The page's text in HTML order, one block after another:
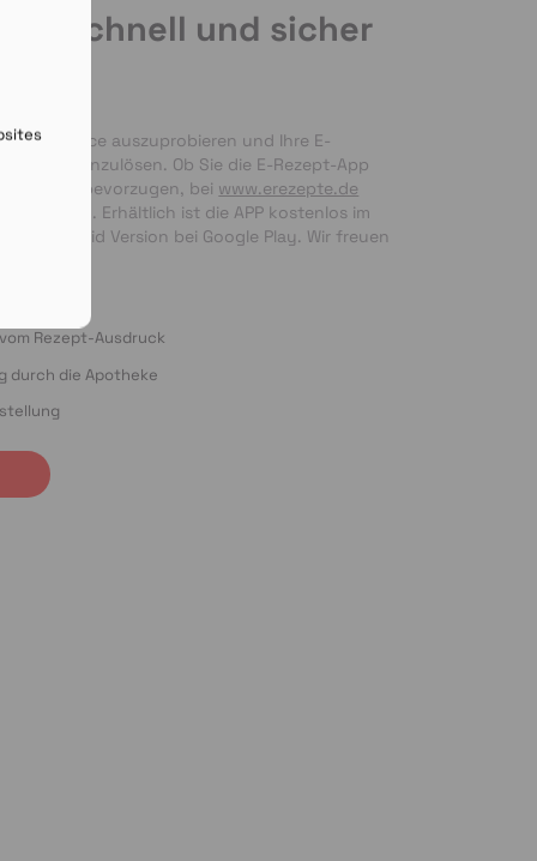
schnell und sicher
Service auszuprobieren und Ihre E-
bequem einzulösen. Ob Sie die E-Rezept-App
per Foto bevorzugen, bei www.erezepte.de
Händen. Erhältlich ist die APP kostenlos im
als Android Version bei Google Play. Wir freuen
Rezept-Ausdruck
durch die Apotheke